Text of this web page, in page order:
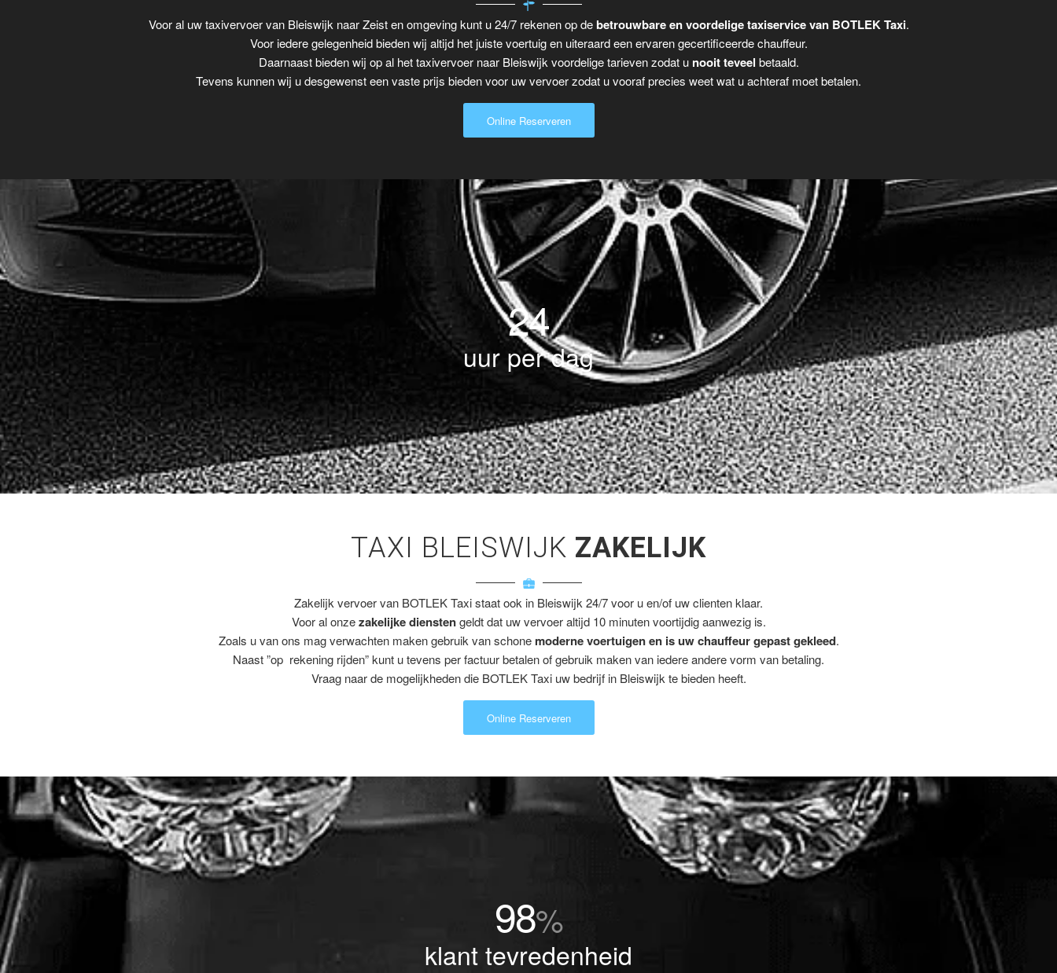
Voor al uw taxivervoer van Bleiswijk naar Zeist en omgeving kunt u 24/7 rekenen op debetrouwbare en voordelige taxiservice van BOTLEK Taxi.
Voor iedere gelegenheid bieden wij altijd het juiste voertuig en uiteraard een ervaren gecertificeerde chauffeur.
Daarnaast bieden wij op al het taxivervoer naar Bleiswijk voordelige tarieven zodat u nooit teveel betaald.
Tevens kunnen wij u desgewenst een vaste prijs bieden voor uw vervoer zodat u vooraf precies weet wat u achteraf moet betalen.
Online Reserveren
24
uur per dag
TAXI BLEISWIJK ZAKELIJK
Zakelijk vervoer van BOTLEK Taxi staat ook in Bleiswijk 24/7 voor u en/of uw clienten klaar.
Voor al onzezakelijke dienstengeldt dat uw vervoer altijd 10 minuten voortijdig aanwezig is.
Zoals u van ons mag verwachten maken gebruik van schone moderne voertuigen en is uw chauffeur gepast gekleed.
Naast ”op rekening rijden” kunt u tevens per factuur betalen of gebruik maken van iedere andere vorm van betaling.
Vraag naar de mogelijkheden die BOTLEK Taxi uw bedrijf in Bleiswijk te bieden heeft.
Online Reserveren
98%
klant tevredenheid